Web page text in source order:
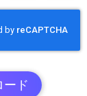
ード